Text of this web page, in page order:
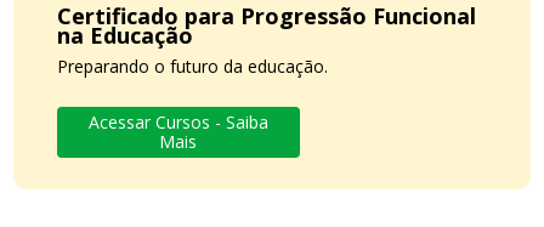
Certificado para Progressão Funcional
na Educação
Preparando o futuro da educação.
Acessar Cursos - Saiba
Mais